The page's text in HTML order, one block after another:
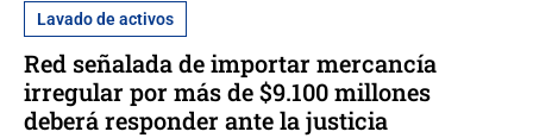
Lavado de activos
Red señalada de importar mercancía
irregular por más de $9.100 millones
deberá responder ante la justicia